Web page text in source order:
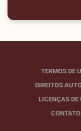
TERMOS DE
DIREITOS
LICENÇAS DE
CONTATO